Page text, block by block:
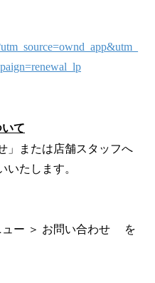
て
」または店舗スタッフへ
いたします。
ュー ＞ お問い合わせ を